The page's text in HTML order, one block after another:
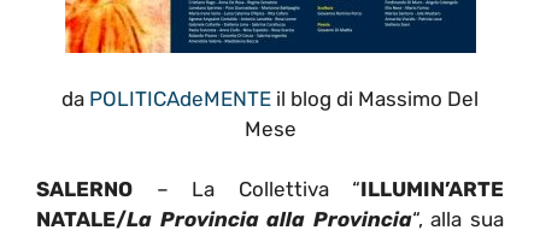
da POLITICAdeMENTE il blog di Massimo Del
Mese
SALERNO – La Collettiva “ILLUMIN’ARTE
NATALE/La Provincia alla Provincia“, alla sua